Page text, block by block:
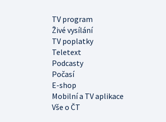
TV program
Živé vysílání
TV poplatky
Teletext
Podcasty
Počasí
E-shop
Mobilní a TV aplikace
Vše o ČT